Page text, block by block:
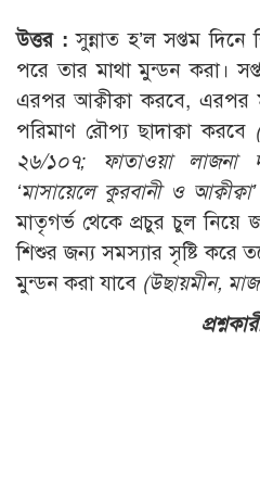
উত্তর :সুন্নাত হ’ল সপ্তম দিনে
পরে তার মাথা মুন্ডন করা।
এরপর আক্বীক্বা করবে, এরপর
পরিমাণ রৌপ্য ছাদাক্বা করবে
২৬/১০৭; ফাতাওয়া লাজনা
‘মাসায়েলে কুরবানী ও
মাতৃগর্ভ থেকে প্রচুর চুল নিয়ে
শিশুর জন্য সমস্যার সৃষ্টি করে
মুন্ডন করা যাবে (উছায়মীন,